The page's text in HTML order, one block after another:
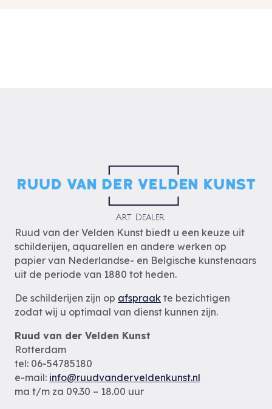
Ruud van der Velden Kunst biedt u een keuze uit
schilderijen, aquarellen en andere werken op
papier van Nederlandse- en Belgische kunstenaars
uit de periode van 1880 tot heden.
De schilderijen zijn op afspraak te bezichtigen
zodat wij u optimaal van dienst kunnen zijn.
Ruud van der Velden Kunst
Rotterdam
tel: 06-54785180
e-mail: info@ruudvanderveldenkunst.nl
ma t/m za 09.30 – 18.00 uur